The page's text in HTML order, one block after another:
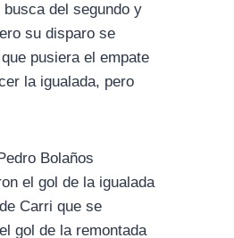
del segundo y
su disparo se
pusiera el empate
la igualada, pero
Bolaños
el gol de la igualada
Carri que se
gol de la remontada